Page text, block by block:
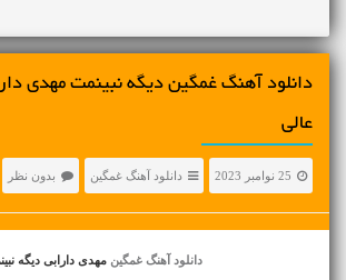
دانلود آهنگ غمگین دیگه نبینمت مهدی
عالی
25 نوامبر 2023 دانلود آهنگ غمگین بدون نظر
دانلود آهنگ غمگین مهدی دارابی دیگه